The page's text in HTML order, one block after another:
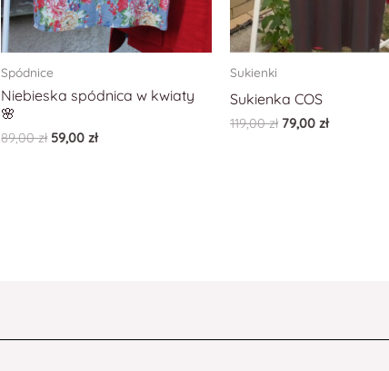
Spódnice
Niebieska spódnica w kwiaty
🌸
89,00zł 59,00zł
Sukienki
Sukienka COS
119,00zł 79,00 zł